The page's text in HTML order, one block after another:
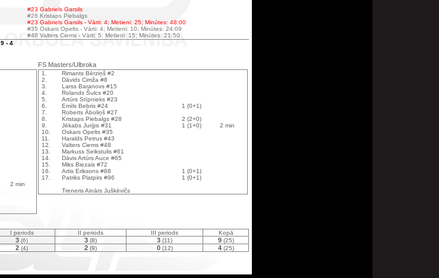
#23 Gabriels Garsils
#28 Kristaps Piebalgs
#23 Gabriels Garsils - Vārti: 4; Metieni: 25; Minūtes: 48:00
#35 Oskars Opelts - Vārti: 4; Metieni: 10; Minūtes: 24:09
#48 Valters Ciems - Vārti: 5; Metieni: 15; Minūtes: 21:50
9 - 4
FS Masters/Ulbroka
2 min
1.
Rimants Bērziņš #2
2.
Dāvids Cimža #8
3.
Larss Baranovs #15
4.
Rolands Šulcs #20
5.
Artūrs Stīpnieks #23
6.
Emīls Bebris #24
1 (0+1)
7.
Roberts Āboliņš #27
8.
Kristaps Piebalgs #28
2 (2+0)
9.
Jēkabs Jurģis #31 1 (1+0)
2 min
10.
Oskars Opelts #35
11.
Haralds Petrus #43
12.
Valters Ciems #48
13.
Markuss Seikstulis #61
14.
Dāvis Artūrs Auce #65
15.
Miks Biezais #72
16.
Artis Eriksons #88
1 (0+1)
17.
Patriks Platpirs #96
1 (0+1)
Treneris Ainārs Juškēvičs
I periods II periods III periods
Kopā
3 (6) 3 (8) 3 (11) 9(25)
2 (4) 2 (9) 0(12) 4(25)